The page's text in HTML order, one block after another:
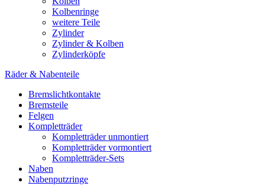
Kolbenringe
weitere Teile
Zylinder
Zylinder & Kolben
Zylinderköpfe
Räder & Nabenteile
Bremslichtkontakte
Bremsteile
Felgen
Kompletträder
Kompletträder unmontiert
Kompletträder vormontiert
Kompletträder-Sets
Naben
Nabenputzringe